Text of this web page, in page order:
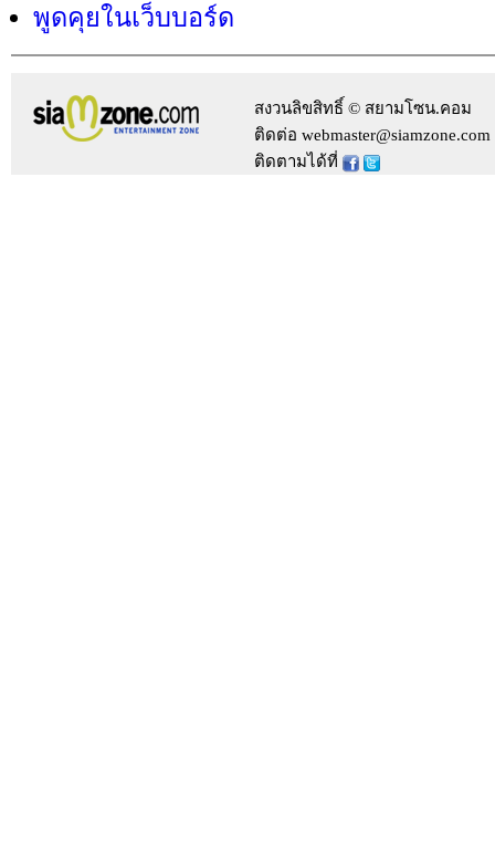
พูดคุยในเว็บบอร์ด
สงวนลิขสิทธิ์ © สยามโซน.คอม
ติดต่อ webmaster@siamzone.com
ติดตามได้ที่